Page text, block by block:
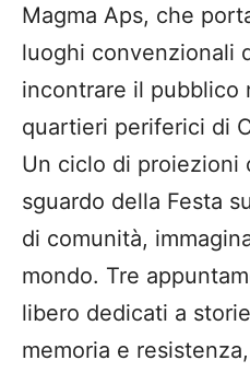
Magma Aps, che
luoghi convenzionali
incontrare il pubblico
quartieri periferici di
Un ciclo di proiezioni
sguardo della Festa
di comunità,
mondo. Tre
libero dedicati a
memoria e